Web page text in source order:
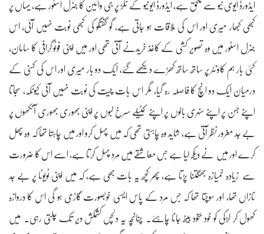
ایڈورڈ ایوی نیو سے ملحق ہے، ایڈورڈ ایو نیو کے نکڑ پر جی وائین کا جنرل اسٹور ہے، یہاں پر
کبھی کبھار میری اور اس کی ملاقات ہو جاتی ہے، گو گفتگو کی کبھی نوبت نہیں آئی، اس
جنرل اسٹور میں وہ تصویر کشی کے کاغذ خریدنے آتی تھی اور میں اپنی فوٹو گرافی کا سامان،
کئی بار ہم کاؤنٹر پر ساتھ ساتھ کھڑے دیکھے گئے، ایک دو بار میری اور اس کی کہنی کے
درمیان ایک دو انچ کا فاصلہ رہ گیا، مگر اس بات چیت کی نوبت نہیں آئی کیونکہ، سجاتا
اپنے جسن پر اپنے سنہری بالوں پر اپنے کٹیلے سرخ لبوں پر اپنی بھوری بھوری آنکھوں پر
بے جد مغرور نظر آتی ہے، شاید وہ چاہتی تھی کہ میں پہل کرو اور میں چاہتا تھا کہ وہ پھل
کرے اور میں نے دیکھ لیا ہے جس معاشقے میں مرد پہل کرتا ہے، اسے اس کا ضرورت
سے زیادہ خمیازہ بھگتنا پڑتا ہے، پھر کچھ یہ بات بھی ہے، کہ میں اپنی ٹویوٹا پر بے جد
نازاں تھا، اور سوچتا تھا کہ جس مرد کے پاس ایسی خوبصورت گاڑی ہو گی اس کا دروازہ
کھول کر لڑکی کو خود بخود بیٹھ جانا چاہئے۔ چنانچہ یہ دلچس کشمکش دیر تک چلتی رہی۔ میں